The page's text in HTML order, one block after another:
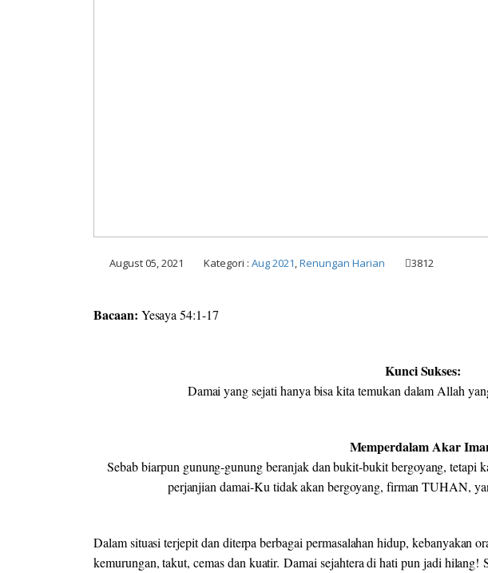
August 05, 2021 Kategori : Aug 2021,Renungan Harian 3812
Bacaan: Yesaya 54:1-17
Kunci Sukses:
Damai yang sejati hanya bisa kita temukan dalam Allah
Memperdalam Akar
Sebab biarpun gunung-gunung beranjak dan bukit-bukit bergoyang, tetapi
perjanjian damai-Ku tidak akan bergoyang, firman TUHAN,
Dalam situasi terjepit dan diterpa berbagai permasalahan hidup, kebanyakan
kemurungan, takut, cemas dan kuatir. Damai sejahtera di hati pun jadi hilang!